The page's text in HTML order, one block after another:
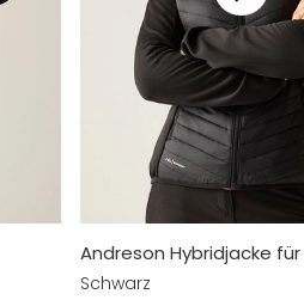
Andreson Hybridjacke
Schwarz